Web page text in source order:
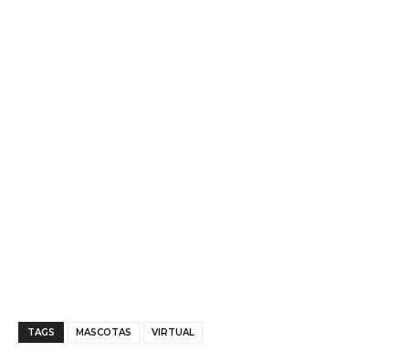
TAGS MASCOTAS VIRTUAL